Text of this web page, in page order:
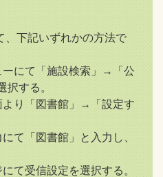
、下記いずれかの方法で
にて「施設検索」→「公
する。
り「図書館」→「設定す
て「図書館」と入力し、
て受信設定を選択する。